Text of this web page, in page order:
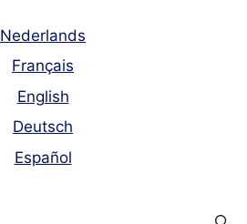
Nederlands
Français
English
Deutsch
Español